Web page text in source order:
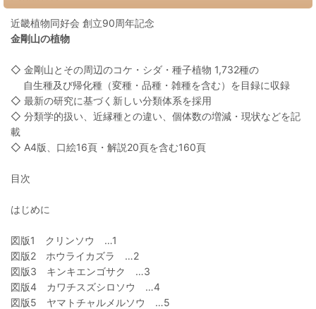
近畿植物同好会 創立90周年記念
金剛山の植物
◇ 金剛山とその周辺のコケ・シダ・種子植物 1,732種の
自生種及び帰化種（変種・品種・雑種を含む）を目録に収録
◇ 最新の研究に基づく新しい分類体系を採用
◇ 分類学的扱い、近縁種との違い、個体数の増減・現状などを記
載
◇ A4版、口絵16頁・解説20頁を含む160頁
目次
はじめに
図版1 クリンソウ …1
図版2 ホウライカズラ …2
図版3 キンキエンゴサク …3
図版4 カワチスズシロソウ …4
図版5 ヤマトチャルメルソウ …5